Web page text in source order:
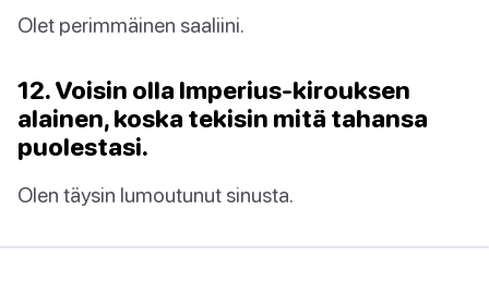
Olet perimmäinen saaliini.
12. Voisin olla Imperius-kirouksen
alainen, koska tekisin mitä tahansa
puolestasi.
Olen täysin lumoutunut sinusta.